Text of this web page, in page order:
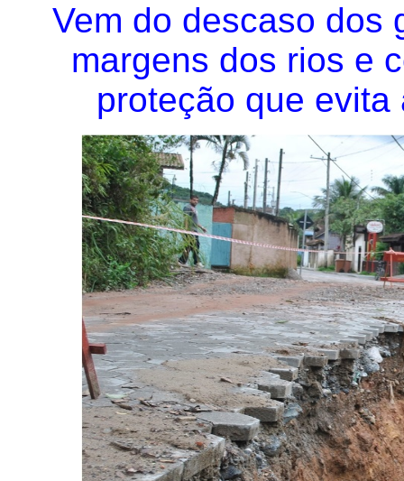
Vem do descaso dos
margens dos rios e
proteção que